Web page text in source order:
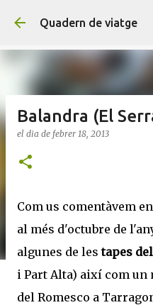
Salta al
Quadern de viatge
Balandra (El
el dia de febrer 18, 2013
Com us comentàvem
al més d'octubre de
algunes de lestapes
i Part Alta) així com un
del Romesco a